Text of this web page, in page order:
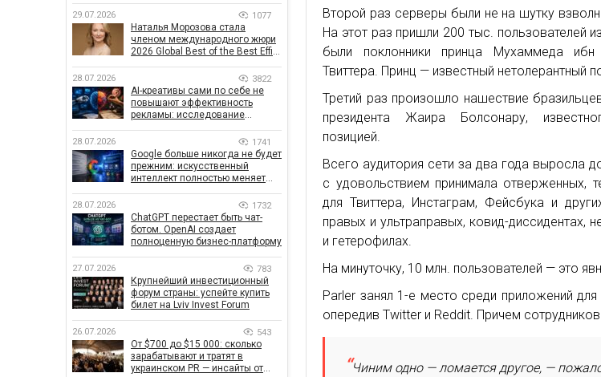
Второй раз серверы были не на шутку
На этот раз пришли 200 тыс. пользователей
были поклонники принца Мухаммеда ибн
Твиттера. Принц — известный нетолерантный
Третий раз произошло нашествие
президента Жаира Болсонару,
позицией.
Всего аудитория сети за два года выросла
с удовольствием принимала отверженных,
для Твиттера, Инстаграм, Фейсбука и
правых и ультраправых, ковид-диссидентах,
и гетерофилах.
На минуточку, 10 млн. пользователей — это
Parler занял 1-е место среди приложений для
опередив Twitter и Reddit. Причем
Чиним одно — ломается другое, —
29.07.2026 1077
Наталья Морозова стала
членом международного жюри
2026 Global Best of the Best Effie
28.07.2026 3822
AI-креативы сами по себе не
повышают эффективность
рекламы: исследование
влияет на эффективность
кампаний
28.07.2026 1741
Google больше никогда не будет
прежним: искусственный
интеллект полностью меняет
28.07.2026 1732
ChatGPT перестает быть чат-
ботом. OpenAI создает
полноценную бизнес-платформу
27.07.2026 783
Крупнейший инвестиционный
форум страны: успейте купить
билет на Lviv Invest Forum
26.07.2026 543
От $700 до $15 000: сколько
зарабатывают и тратят в
украинском PR — инсайты от